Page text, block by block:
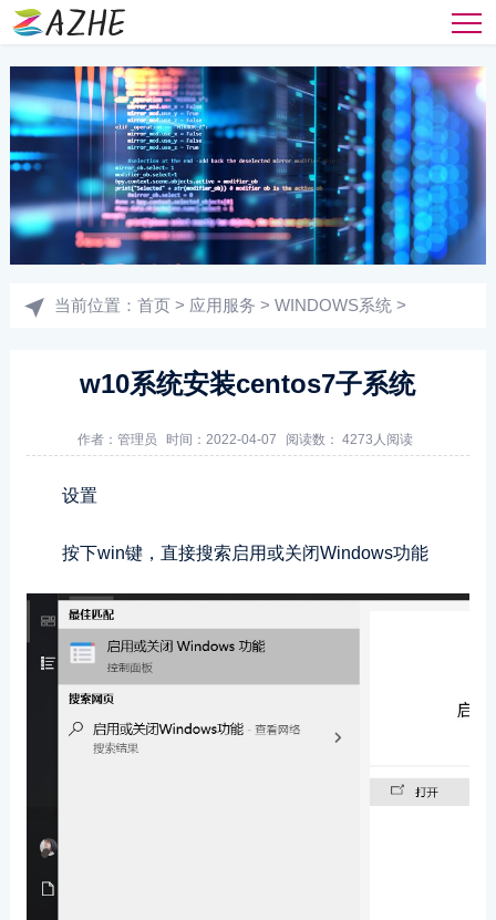
当前位置： 首页 > 应用服务 > WINDOWS系统>
w10系统安装centos7子系统
作者： 管理员 时间：2022-04-07 阅读数： 4273人阅读
设置
按下win键，直接搜索启用或关闭Windows功能